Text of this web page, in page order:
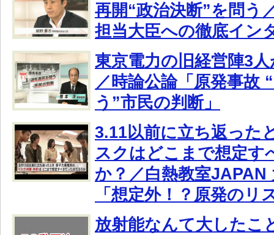
再開“政治決断”を問う
担当大臣への徹底イン
東京電力の旧経営陣3
／時論公論「原発事故
う”市民の判断」
3.11以前に立ち返った
スクはどこまで想定す
か？／白熱教室JAPAN
「想定外！？原発のリ
放射能なんて大したこ